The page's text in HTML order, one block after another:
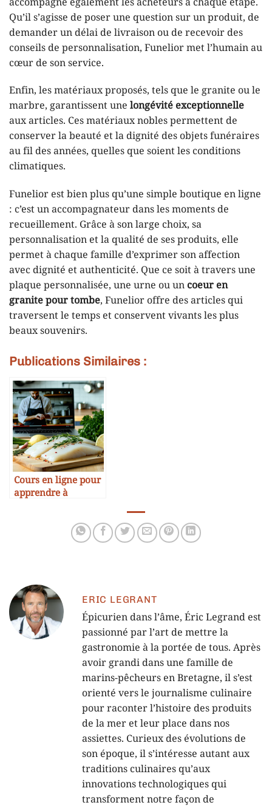
Qu’il s’agisse de poser une question sur un produit, de
demander un délai de livraison ou de recevoir des
conseils de personnalisation, Funelior met l’humain au
cœur de son service.
Enfin, les matériaux proposés, tels que le granite ou le
marbre, garantissent une longévité exceptionnelle
aux articles. Ces matériaux nobles permettent de
conserver la beauté et la dignité des objets funéraires
au fil des années, quelles que soient les conditions
climatiques.
Funelior est bien plus qu’une simple boutique en ligne
: c’est un accompagnateur dans les moments de
recueillement. Grâce à son large choix, sa
personnalisation et la qualité de ses produits, elle
permet à chaque famille d’exprimer son affection
avec dignité et authenticité. Que ce soit à travers une
plaque personnalisée, une urne ou un coeur en
granite pour tombe, Funelior offre des articles qui
traversent le temps et conservent vivants les plus
beaux souvenirs.
Publications Similaires :
Cours en ligne pour
apprendre à
ERIC LEGRANT
Épicurien dans l’âme, Éric Legrand est
passionné par l’art de mettre la
gastronomie à la portée de tous. Après
avoir grandi dans une famille de
marins-pêcheurs en Bretagne, il s’est
orienté vers le journalisme culinaire
pour raconter l’histoire des produits
de la mer et leur place dans nos
assiettes. Curieux des évolutions de
son époque, il s’intéresse autant aux
traditions culinaires qu’aux
innovations technologiques qui
transforment notre façon de